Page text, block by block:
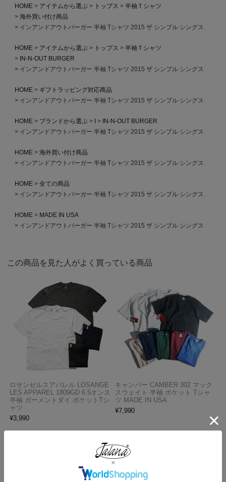
HOME アイテムから選ぶ トップス
半袖Ｔシャツ
海外買い付け商品
インアンドアウトバーガー 半袖 Tシャツ 2015 ザ シンプル シングス
HOME アイテムから選ぶ トップス
半袖Ｔシャツ
IN-N-OUT BURGER
インアンドアウトバーガー 半袖 Tシャツ 2015 ザ シンプル シングス
HOME
ギフトラッピング対応商品
インアンドアウトバーガー 半袖 Tシャツ 2015 ザ シンプル シングス
HOME ブランドから選ぶ
IN-N-OUT BURGER
インアンドアウトバーガー 半袖 Tシャツ 2015 ザ シンプル シングス
HOME
海外買い付け商品
インアンドアウトバーガー 半袖 Tシャツ 2015 ザ シンプル シングス
HOME
全ての商品
インアンドアウトバーガー 半袖 Tシャツ 2015 ザ シンプル シングス
HOME
MADE IN USA
インアンドアウトバーガー 半袖 Tシャツ 2015 ザ シンプル シングス
この商品を見た人がよく買っている商品
ロサンゼルスアパレル LOSANGE
LES APPAREL 1809GD 6.5オンス
半袖 ガーメントダイ ポケットTシ
ャツ
¥3,990
キャンバー CAMBER 302 マック
スウェイト 半袖 ポケット Tシャ
ツ MADE IN USA
¥7,990